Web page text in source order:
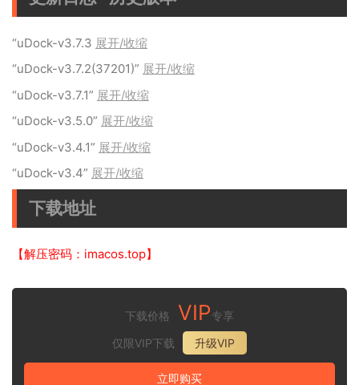
“uDock-v3.7.3 展开/收缩
“uDock-v3.7.2(37201)” 展开/收缩
“uDock-v3.7.1” 展开/收缩
“uDock-v3.5.0” 展开/收缩
“uDock-v3.4.1” 展开/收缩
“uDock-v3.4” 展开/收缩
下载地址
【解压密码：imacos.top】
下载价格 VIP专享
仅限VIP下载
升级VIP
立即购买